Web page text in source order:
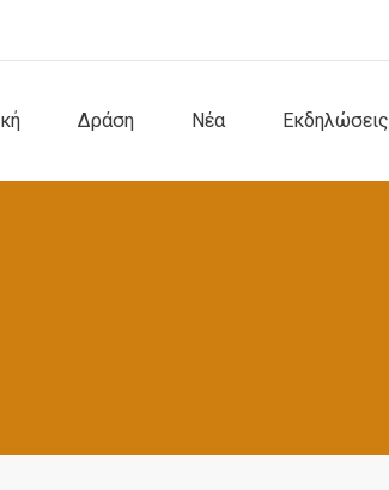
Δράση Νέα Εκδηλώσεις